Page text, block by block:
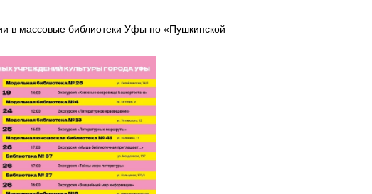
в массовые библиотеки Уфы по «Пушкинской